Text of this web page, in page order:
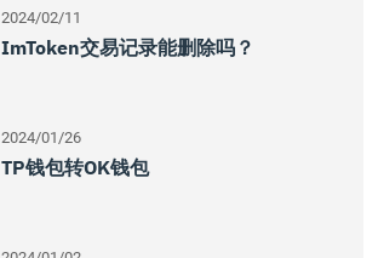
2024/02/11
ImToken交易记录能删除吗？
2024/01/26
TP钱包转OK钱包